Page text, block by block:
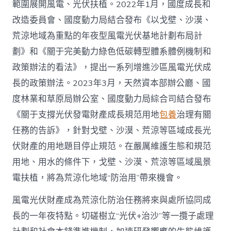
範圍展開風電、光伏扶植。2022年1月，國度成長和
改造委員會、國度動力局結合發布《以戈壁、沙漠、
荒涼地域為重點的年夜型風電光伏基地計劃布局計
劃》和《關于完美動力綠色低碳轉型體系體例機制和
政策辦法的看法》，提出一系列增進沙區風電光伏成
長的政策辦法。2023年3月，天然資本部辦公廳、國
度林業和草原局辦公室、國度動力局綜合司結合發布
《關于支撐光伏發電財產成長規范用地包養治理有關
任務的告訴》，針對戈壁、沙漠、荒涼等區域成長光
伏財產的用地題目停止規范。在嚴厲維護生態和規范
用地、用水的條件下，戈壁、沙漠、荒涼等區域風景
電扶植，將為荒涼化地域“防治用”帶來機會。
風電光伏財產成為荒涼化防治任務將來與處所協同成
長的一年夜特點。切磋樹立“光伏+治沙”等一攬子處理